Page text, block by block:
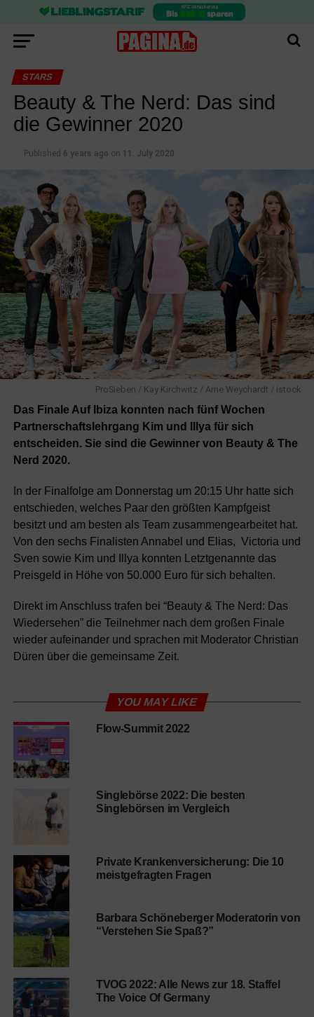
STARS
Beauty & The Nerd: Das sind
die Gewinner 2020
Published 6 years ago on 11. July 2020
ProSieben / Kay Kirchwitz / Arne Weychardt / istock
Das Finale Auf Ibiza konnten nach fünf Wochen
Partnerschaftslehrgang Kim und Illya für sich
entscheiden. Sie sind die Gewinner von Beauty & The
Nerd 2020.
In der Finalfolge am Donnerstag um 20:15 Uhr hatte sich
entschieden, welches Paar den größten Kampfgeist
besitzt und am besten als Team zusammengearbeitet hat.
Von den sechs Finalisten Annabel und Elias, Victoria und
Sven sowie Kim und Illya konnten Letztgenannte das
Preisgeld in Höhe von 50.000 Euro für sich behalten.
Direkt im Anschluss trafen bei “Beauty & The Nerd: Das
Wiedersehen” die Teilnehmer nach dem großen Finale
wieder aufeinander und sprachen mit Moderator Christian
Düren über die gemeinsame Zeit.
YOU MAY LIKE
Flow-Summit 2022
Singlebörse 2022: Die besten
Singlebörsen im Vergleich
Private Krankenversicherung: Die 10
meistgefragten Fragen
Barbara Schöneberger Moderatorin von
“Verstehen Sie Spaß?”
TVOG 2022: Alle News zur 18. Staffel
The Voice Of Germany